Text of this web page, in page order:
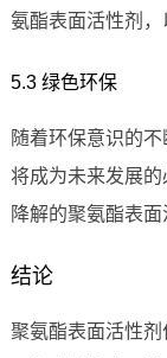
氨酯表面活性剂，
5.3 绿色环保
随着环保意识的
将成为未来发展
降解的聚氨酯表
结论
聚氨酯表面活性